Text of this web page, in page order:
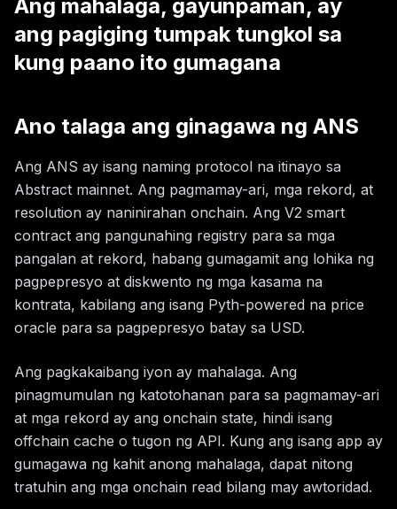
Ang mahalaga, gayunpaman, ay
ang pagiging tumpak tungkol sa
kung paano ito gumagana
Ano talaga ang ginagawa ng ANS
Ang ANS ay isang naming protocol na itinayo sa
Abstract mainnet. Ang pagmamay-ari, mga rekord, at
resolution ay naninirahan onchain. Ang V2 smart
contract ang pangunahing registry para sa mga
pangalan at rekord, habang gumagamit ang lohika ng
pagpepresyo at diskwento ng mga kasama na
kontrata, kabilang ang isang Pyth-powered na price
oracle para sa pagpepresyo batay sa USD.
Ang pagkakaibang iyon ay mahalaga. Ang
pinagmumulan ng katotohanan para sa pagmamay-ari
at mga rekord ay ang onchain state, hindi isang
offchain cache o tugon ng API. Kung ang isang app ay
gumagawa ng kahit anong mahalaga, dapat nitong
tratuhin ang mga onchain read bilang may awtoridad.